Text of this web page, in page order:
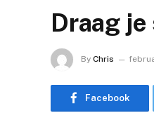
Draag
By Chris
Facebook